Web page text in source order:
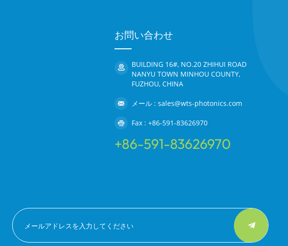
お問い合わせ
BUILDING 16#, NO.20 ZHIHUI ROAD
NANYU TOWN MINHOU COUNTY,
FUZHOU, CHINA
メール : sales@wts-photonics.com
Fax : +86-591-83626970
+86-591-83626970